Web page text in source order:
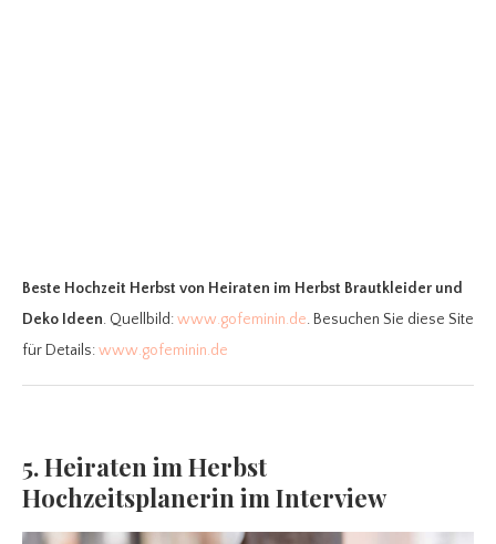
Beste Hochzeit Herbst von Heiraten im Herbst Brautkleider und
Deko Ideen. Quellbild:www.gofeminin.de. Besuchen Sie diese Site
für Details:www.gofeminin.de
5. Heiraten im Herbst
Hochzeitsplanerin im Interview